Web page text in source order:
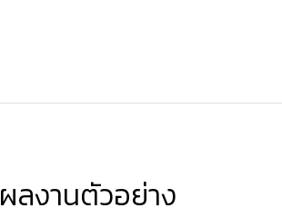
ผลงานตัวอย่าง